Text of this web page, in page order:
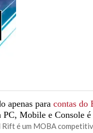
apenas para contas do
Mobile e Console
é um MOBA